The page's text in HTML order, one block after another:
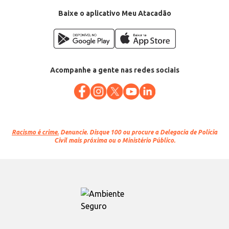
Baixe o aplicativo Meu Atacadão
Acompanhe a gente nas redes sociais
Racismo é crime. Denuncie. Disque 100 ou procure a Delegacia de Polícia
Civil mais próxima ou o Ministério Público.